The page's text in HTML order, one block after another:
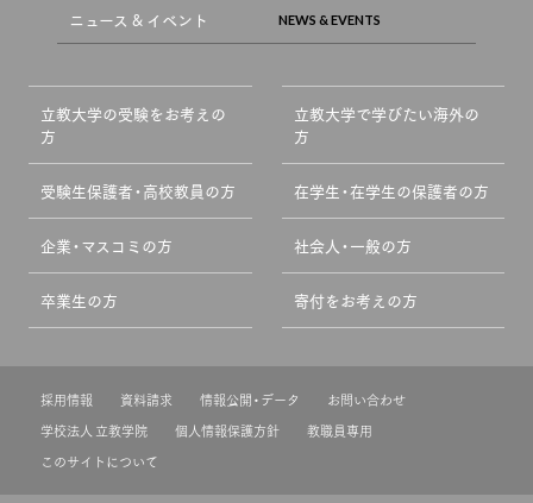
ニュース & イベント
立教大学の受験をお考えの
方
立教大学で学びたい海外の
方
受験生保護者・高校教員の方 在学生・在学生の保護者の方
企業・マスコミの方 社会人・一般の方
卒業生の方 寄付をお考えの方
採用情報 資料請求 情報公開・データ
お問い合わせ
学校法人 立教学院
個人情報保護方針
教職員専用
このサイトについて